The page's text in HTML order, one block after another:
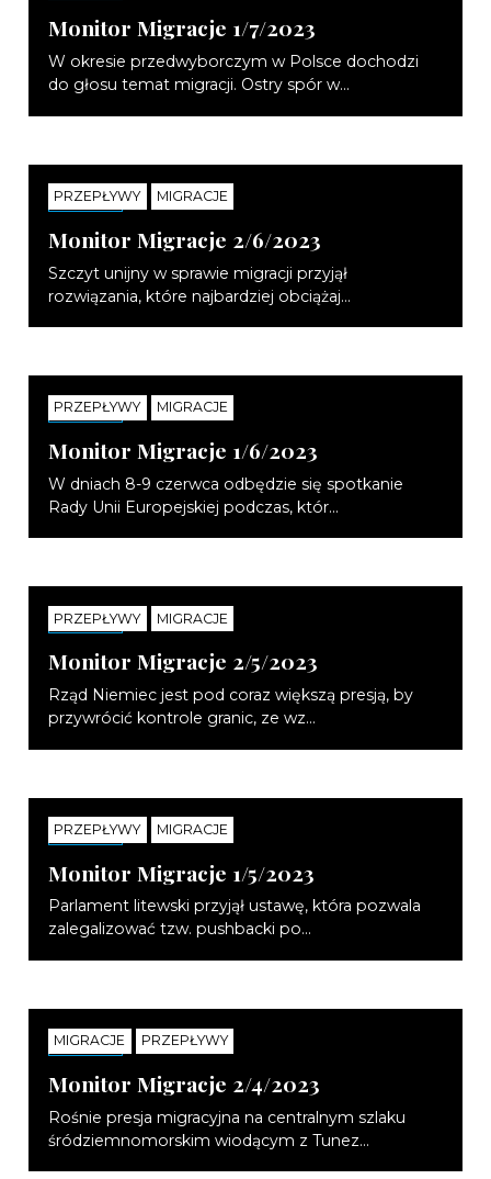
Monitor Migracje 1/7/2023
W okresie przedwyborczym w Polsce dochodzi
do głosu temat migracji. Ostry spór w...
PRZEPŁYWY MIGRACJE
NOTATKI
Monitor Migracje 2/6/2023
Szczyt unijny w sprawie migracji przyjął
rozwiązania, które najbardziej obciążaj...
PRZEPŁYWY MIGRACJE
NOTATKI
Monitor Migracje 1/6/2023
W dniach 8-9 czerwca odbędzie się spotkanie
Rady Unii Europejskiej podczas, któr...
PRZEPŁYWY MIGRACJE
NOTATKI
Monitor Migracje 2/5/2023
Rząd Niemiec jest pod coraz większą presją, by
przywrócić kontrole granic, ze wz...
PRZEPŁYWY MIGRACJE
NOTATKI
Monitor Migracje 1/5/2023
Parlament litewski przyjął ustawę, która pozwala
zalegalizować tzw. pushbacki po...
MIGRACJE PRZEPŁYWY
NOTATKI
Monitor Migracje 2/4/2023
Rośnie presja migracyjna na centralnym szlaku
śródziemnomorskim wiodącym z Tunez...